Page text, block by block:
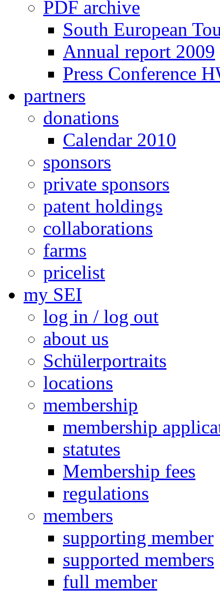
PDF archive
South European
Annual report 2009
Press Conference
partners
donations
Calendar 2010
sponsors
private sponsors
patent holdings
collaborations
farms
pricelist
my SEI
log in / log out
about us
Schülerportraits
locations
membership
membership
statutes
Membership fees
regulations
members
supporting member
supported members
full member